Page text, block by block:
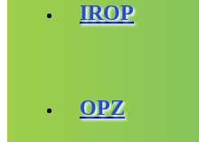
IROP
OPZ